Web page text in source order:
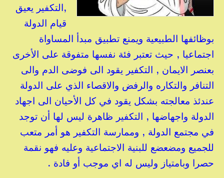
,التكفير يعيق
قيام الدولة
بوظائفها الطبيعية ويمنع تطبيق مبدأ المساواة
اجتماعيا , حيث تعتبر فئة نفسها متفوقة على الأخرى
بعنصر الايمان , التكفير يقود الى فوضى الدم والى
التنافر والتكاره والرفض والاقصاء الذي على الدولة
عندئذ معالجته بشكل يقود في كل الأحيان الى اجهاد
الدولة واجهاضها , التكفير ظاهرة ليس لها أن توجد
في مجتمع الدولة , وممارسة التكفير هو أمر متعب
للجميع ومضعضع للبنية الاجتماعية وعليه فهو نقمة
حصرا وبامتياز وليس له اي موجب أو فادة .